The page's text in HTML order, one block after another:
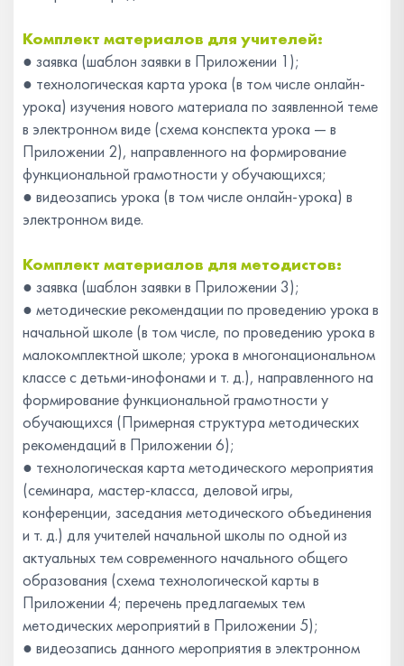
Комплект материалов для учителей:
● заявка (шаблон заявки в Приложении 1);
● технологическая карта урока (в том числе онлайн-
урока) изучения нового материала по заявленной теме
в электронном виде (схема конспекта урока — в
Приложении 2), направленного на формирование
функциональной грамотности у обучающихся;
● видеозапись урока (в том числе онлайн-урока) в
электронном виде.
Комплект материалов для методистов:
● заявка (шаблон заявки в Приложении 3);
● методические рекомендации по проведению урока в
начальной школе (в том числе, по проведению урока в
малокомплектной школе; урока в многонациональном
классе с детьми-инофонами и т. д.), направленного на
формирование функциональной грамотности у
обучающихся (Примерная структура методических
рекомендаций в Приложении 6);
● технологическая карта методического мероприятия
(семинара, мастер-класса, деловой игры,
конференции, заседания методического объединения
и т. д.) для учителей начальной школы по одной из
актуальных тем современного начального общего
образования (схема технологической карты в
Приложении 4; перечень предлагаемых тем
методических мероприятий в Приложении 5);
● видеозапись данного мероприятия в электронном